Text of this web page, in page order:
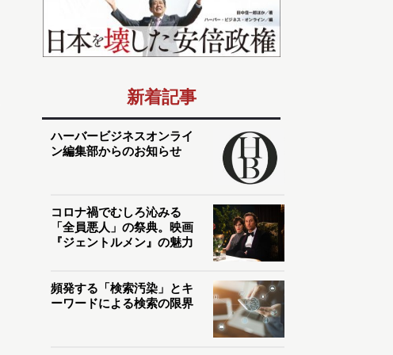
新着記事
ハーバービジネスオンライ
ン編集部からのお知らせ
コロナ禍でむしろ沁みる
「全員悪人」の祭典。映画
『ジェントルメン』の魅力
頻発する「検索汚染」とキ
ーワードによる検索の限界